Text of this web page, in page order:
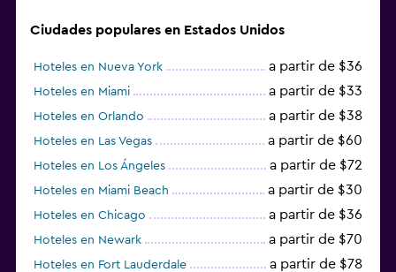
Ciudades populares en Estados Unidos
Hoteles en Nueva York a partir de $36
Hoteles en Miami a partir de $33
Hoteles en Orlando a partir de $38
Hoteles en Las Vegas a partir de $60
Hoteles en Los Ángeles a partir de $72
Hoteles en Miami Beach a partir de $30
Hoteles en Chicago a partir de $36
Hoteles en Newark a partir de $70
Hoteles en Fort Lauderdale a partir de $78